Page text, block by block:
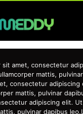
sit amet, consectetur
mattis,
consectetur
mattis, pulvinar
adipiscing elit.
pulvinar dapibus